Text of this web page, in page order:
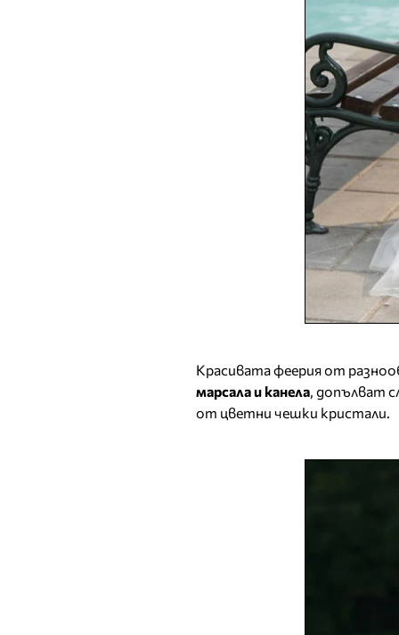
Красивата феерия от
марсала и канела , допълват
от цветни чешки кристали.